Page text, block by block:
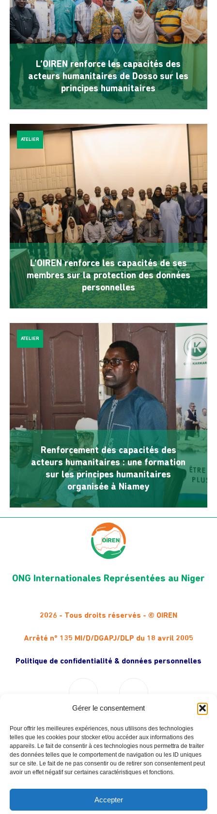
Gérer le consentement
Pour offrir les meilleures expériences, nous utilisons des technologies
telles que les cookies pour stocker et/ou accéder aux informations des
appareils. Le fait de consentir à ces technologies nous permettra de traiter
des données telles que le comportement de navigation ou les ID uniques
sur ce site. Le fait de ne pas consentir ou de retirer son consentement peut
avoir un effet négatif sur certaines caractéristiques et fonctions.
Accepter
L’OIREN renforce les capacités des
acteurs humanitaires de Dosso sur les
principes humanitaires
L’OIREN renforce les capacités de ses
membres sur la protection des données
personnelles
ATELIER
Renforcement des capacités des
acteurs humanitaires : une formation
sur les principes humanitaires
organisée à Niamey
ATELIER
ONG Internationales Représentées au Niger
2026 - Tous droits réservés - © OIREN
Arrêté n° 135 MI/D/DGAPJ/DLP du 18 avril 2005
Politique de confidentialité & données personnelles
Liens utiles (Partenaires Institutionnels)
Liens utiles (Partenaires Techniques)